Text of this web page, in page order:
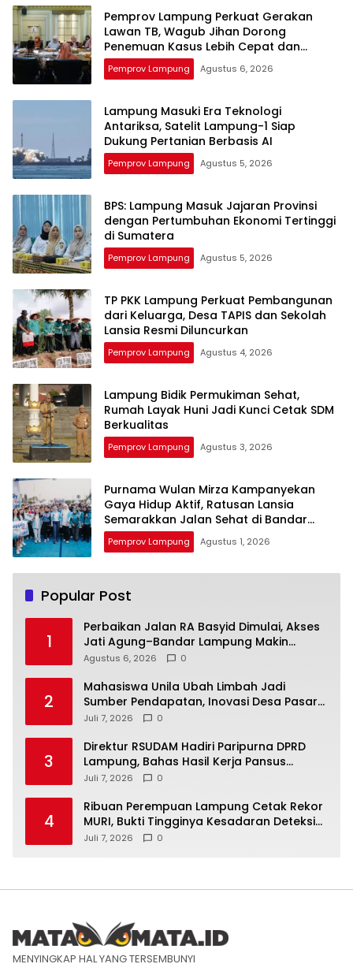
Pemprov Lampung Perkuat Gerakan
Lawan TB, Wagub Jihan Dorong
Penemuan Kasus Lebih Cepat dan
Tuntas
Pemprov Lampung Agustus 6, 2026
Lampung Masuki Era Teknologi
Antariksa, Satelit Lampung-1 Siap
Dukung Pertanian Berbasis AI
Pemprov Lampung Agustus 5, 2026
BPS: Lampung Masuk Jajaran Provinsi
dengan Pertumbuhan Ekonomi Tertinggi
di Sumatera
Pemprov Lampung Agustus 5, 2026
TP PKK Lampung Perkuat Pembangunan
dari Keluarga, Desa TAPIS dan Sekolah
Lansia Resmi Diluncurkan
Pemprov Lampung Agustus 4, 2026
Lampung Bidik Permukiman Sehat,
Rumah Layak Huni Jadi Kunci Cetak SDM
Berkualitas
Pemprov Lampung Agustus 3, 2026
Purnama Wulan Mirza Kampanyekan
Gaya Hidup Aktif, Ratusan Lansia
Semarakkan Jalan Sehat di Bandar
Lampung
Pemprov Lampung Agustus 1, 2026
Popular Post
1
Perbaikan Jalan RA Basyid Dimulai, Akses
Jati Agung–Bandar Lampung Makin
Lancar
Agustus 6, 2026 0
2
Mahasiswa Unila Ubah Limbah Jadi
Sumber Pendapatan, Inovasi Desa Pasar
Krui Raih Pengakuan Nasional
Juli 7, 2026 0
3
Direktur RSUDAM Hadiri Paripurna DPRD
Lampung, Bahas Hasil Kerja Pansus
Laporan Keuangan 2025
Juli 7, 2026 0
4
Ribuan Perempuan Lampung Cetak Rekor
MURI, Bukti Tingginya Kesadaran Deteksi
Dini Kanker Serviks
Juli 7, 2026 0
MENYINGKAP HAL YANG TERSEMBUNYI